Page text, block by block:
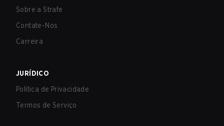
Sobre a Strafe
Contate-Nos
Carreira
JURÍDICO
Política de Privacidade
Termos de Serviço